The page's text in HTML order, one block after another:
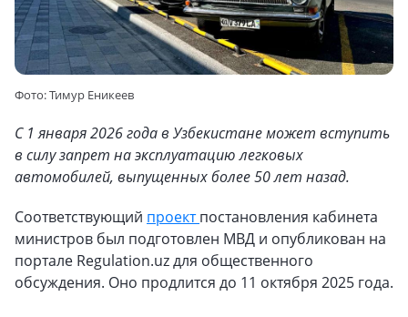
Фото: Тимур Еникеев
С 1 января 2026 года в Узбекистане может вступить
в силу запрет на эксплуатацию легковых
автомобилей, выпущенных более 50 лет назад.
Соответствующий проектпостановления кабинета
министров был подготовлен МВД и опубликован на
портале Regulation.uz для общественного
обсуждения. Оно продлится до 11 октября 2025 года.